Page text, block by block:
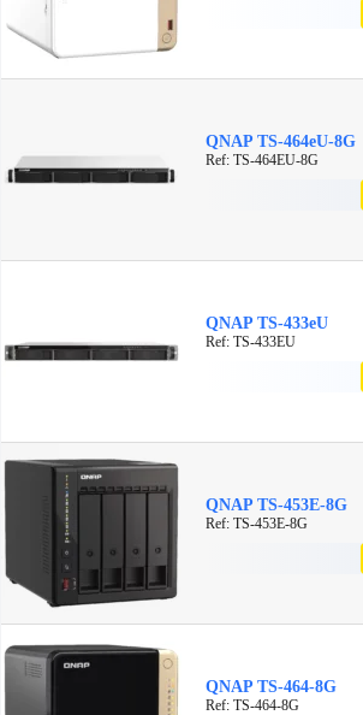
QNAP TS-464eU-8G
Ref: TS-464EU-8G
QNAP TS-433eU
Ref: TS-433EU
QNAP TS-453E-8G
Ref: TS-453E-8G
QNAP TS-464-8G
Ref: TS-464-8G